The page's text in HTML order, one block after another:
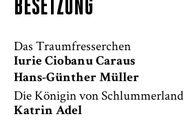
BESETZUNG
Das Traumfresserchen
Iurie Ciobanu Caraus
Hans-Günther Müller
Die Königin von Schlummerland
Katrin Adel